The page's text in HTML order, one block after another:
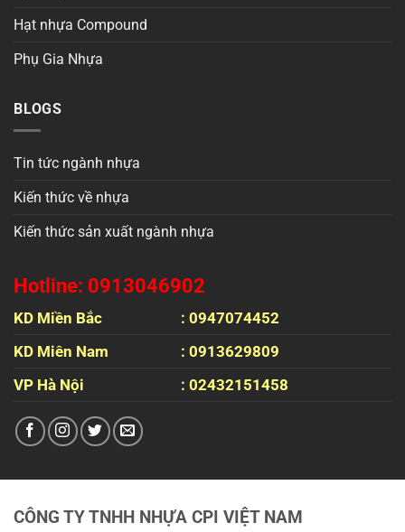
Hạt nhựa Compound
Phụ Gia Nhựa
BLOGS
Tin tức ngành nhựa
Kiến thức về nhựa
Kiến thức sản xuất ngành nhựa
Hotline: 0913046902
KD Miền Bắc
: 0947074452
KD Miên Nam
: 0913629809
VP Hà Nội
: 02432151458
CÔNG TY TNHH NHỰA CPI VIỆT NAM